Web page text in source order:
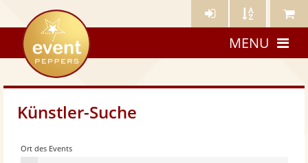
Künstler- Künstler Meine
eventpeppers
MENU
Künstler-Suche
Ort des Events
Radius